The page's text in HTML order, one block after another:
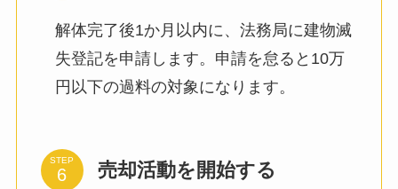
解体完了後1か月以内に、法務局に建物滅
失登記を申請します。申請を怠ると10万
円以下の過料の対象になります。
STEP 売却活動を開始する